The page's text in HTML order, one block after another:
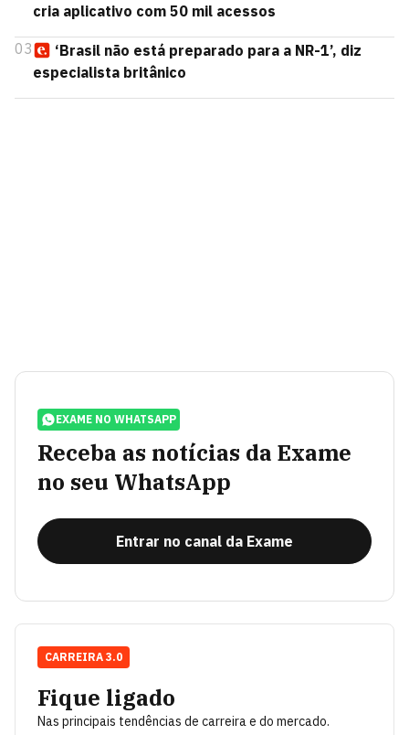
cria aplicativo com 50 mil acessos
03
‘Brasil não está preparado para a NR-1’, diz
especialista britânico
EXAME NO WHATSAPP
Receba as notícias da Exame
no seu WhatsApp
Entrar no canal da Exame
Fique ligado
Nas principais tendências de carreira e do mercado.
CARREIRA 3.0